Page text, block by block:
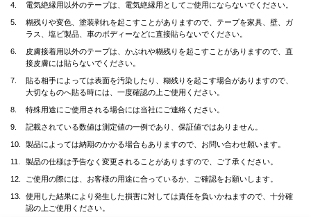
電気絶縁用以外のテープは、電気絶縁用としてご使用にならないでください。
糊残りや変色、塗装剥れを起こすことがありますので、テープを家具、壁、ガ
ラス、塩ビ製品、車のボディーなどに直接貼らないでください。
皮膚接着用以外のテープは、かぶれや糊残りを起こすことがありますので、直
接皮膚には貼らないでください。
貼る相手によっては表面を汚染したり、糊残りを起こす場合がありますので、
大切なものへ貼る時には、一度確認の上ご使用ください。
特殊用途にご使用される場合には当社にご連絡ください。
記載されている数値は測定値の一例であり、保証値ではありません。
製品によっては納期のかかる場合もありますので、お問い合わせ願います。
製品の仕様は予告なく変更されることがありますので、ご了承ください。
ご使用の際には、お客様の用途に合っているか、ご確認をお願いします。
使用した結果により発生した損害に対しては責任を負いかねますので、十分確
認の上ご使用ください。